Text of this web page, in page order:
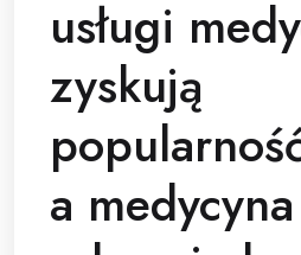
usługi
zyskują
a medycyna